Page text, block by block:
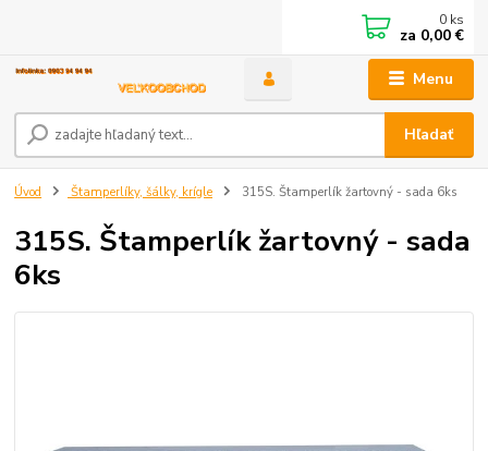
Menu
Hľadať
0 ks
za 0,00 €
Úvod Štamperlíky, šálky, krígle 315S. Štamperlík žartovný - sada 6ks
315S. Štamperlík žartovný - sada
6ks